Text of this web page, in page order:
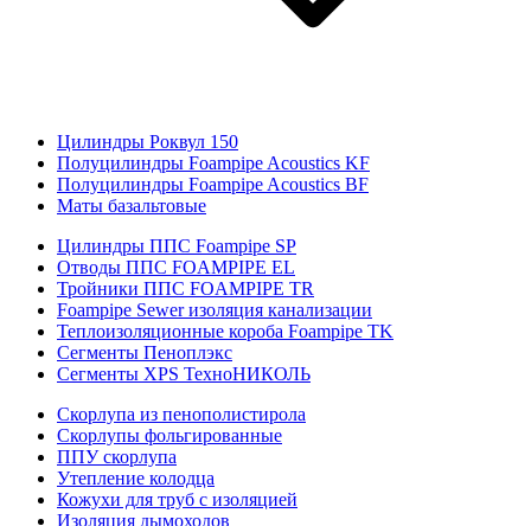
Цилиндры Роквул 150
Полуцилиндры Foampipe Acoustics KF
Полуцилиндры Foampipe Acoustics BF
Маты базальтовые
Цилиндры ППС Foampipe SP
Отводы ППС FOAMPIPE EL
Тройники ППС FOAMPIPE TR
Foampipe Sewer изоляция канализации
Теплоизоляционные короба Foampipe TK
Сегменты Пеноплэкс
Сегменты XPS ТехноНИКОЛЬ
Скорлупа из пенополистирола
Скорлупы фольгированные
ППУ скорлупа
Утепление колодца
Кожухи для труб с изоляцией
Изоляция дымоходов